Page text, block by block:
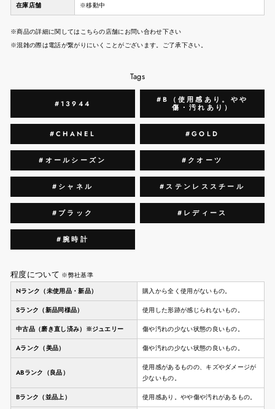
在庫店舗 ※移動中
※商品の詳細に関してはこちらの店舗にお問い合わせ下さい
※混雑の際は電話が繋がりにいくことがございます。ご了承下さい。
Tags
#13944
#B（使用感あり。やや
傷・汚れあり）
#CHANEL #GOLD
#オールシーズン #クオーツ
#シャネル #ステンレススチール
#ブラック #レディース
#腕時計
程度について ※弊社基準
Nランク（未使用品・新品）
購入から全く使用がないもの。
Sランク（新品同様品） 使用した形跡が感じられないもの。
中古品（磨き直し済み）※ジュエリー 傷や汚れの少ない状態の良いもの。
Aランク（美品） 傷や汚れの少ない状態の良いもの。
ABランク（良品）
使用感があるものの、キズやダメージが
少ないもの。
Bランク（並品上） 使用感あり。やや傷や汚れがあるもの。